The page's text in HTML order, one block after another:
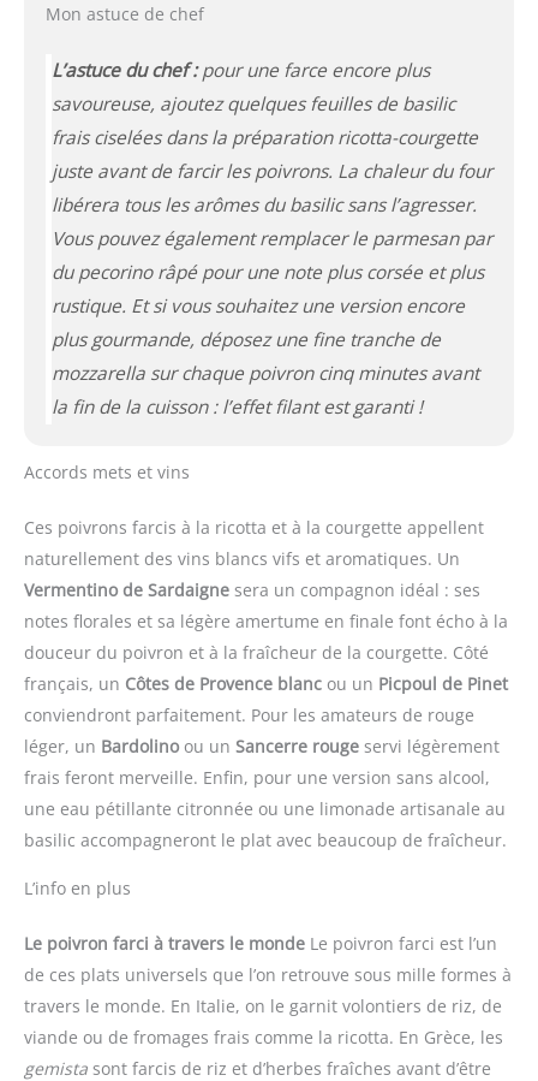
Mon astuce de chef
L’astuce du chef :pour une farce encore plus
savoureuse, ajoutez quelques feuilles de basilic
frais ciselées dans la préparation ricotta-courgette
juste avant de farcir les poivrons. La chaleur du four
libérera tous les arômes du basilic sans l’agresser.
Vous pouvez également remplacer le parmesan par
du pecorino râpé pour une note plus corsée et plus
rustique. Et si vous souhaitez une version encore
plus gourmande, déposez une fine tranche de
mozzarella sur chaque poivron cinq minutes avant
la fin de la cuisson : l’effet filant est garanti !
Accords mets et vins
Ces poivrons farcis à la ricotta et à la courgette appellent
naturellement des vins blancs vifs et aromatiques. Un
Vermentino de Sardaigne sera un compagnon idéal : ses
notes florales et sa légère amertume en finale font écho à la
douceur du poivron et à la fraîcheur de la courgette. Côté
français, un Côtes de Provence blanc ou un Picpoul de Pinet
conviendront parfaitement. Pour les amateurs de rouge
léger, un Bardolinoou un Sancerre rouge servi légèrement
frais feront merveille. Enfin, pour une version sans alcool,
une eau pétillante citronnée ou une limonade artisanale au
basilic accompagneront le plat avec beaucoup de fraîcheur.
L’info en plus
Le poivron farci à travers le monde Le poivron farci est l’un
de ces plats universels que l’on retrouve sous mille formes à
travers le monde. En Italie, on le garnit volontiers de riz, de
viande ou de fromages frais comme la ricotta. En Grèce, les
gemista sont farcis de riz et d’herbes fraîches avant d’être